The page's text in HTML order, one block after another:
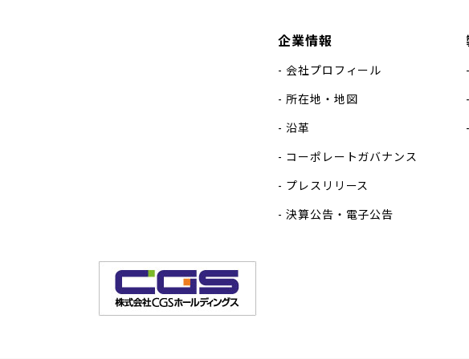
企業情報
会社プロフィール
所在地・地図
沿革
コーポレートガバナンス
プレスリリース
決算公告・電子公告